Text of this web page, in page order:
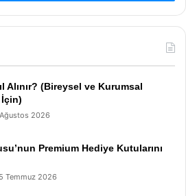
Alınır? (Bireysel ve Kurumsal
2026
Premium Hediye Kutularını
Temmuz 2026